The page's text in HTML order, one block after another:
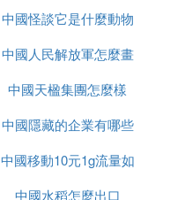
中國怪談它是什麼動物
中國人民解放軍怎麼畫
的
中國天楹集團怎麼樣
中國隱藏的企業有哪些
中國移動10元1g流量如
何取消
中國水稻怎麼出口